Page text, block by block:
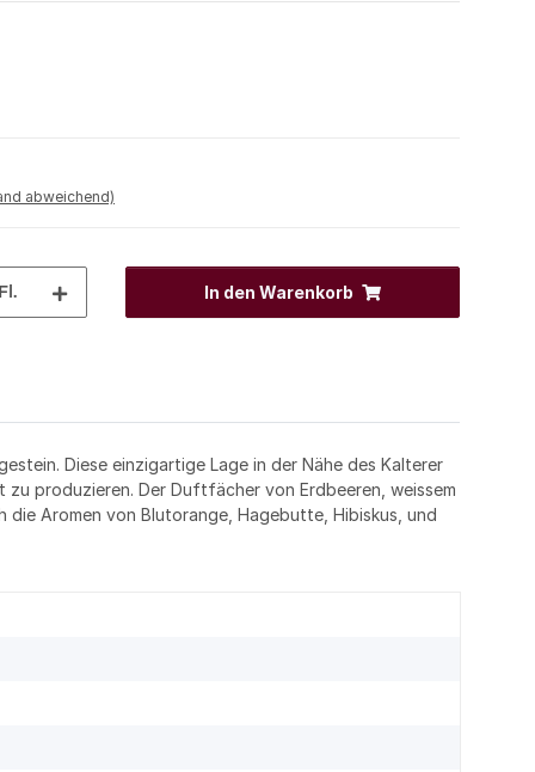
abweichend)
In den Warenkorb
Diese einzigartige Lage in der Nähe des Kalterer
produzieren. Der Duftfächer von Erdbeeren, weissem
Aromen von Blutorange, Hagebutte, Hibiskus, und